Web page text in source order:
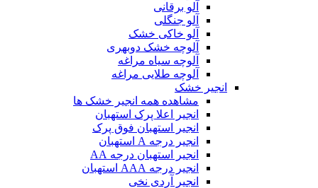
آلو برقانی
آلو جنگلی
آلو خاکی خشک
آلوچه خشک دوبهری
آلوچه سیاه مراغه
آلوچه طلایی مراغه
انجیر خشک
مشاهده همه انجیر خشک ها
انجیر اعلا پرک استهبان
انجیر استهبان فوق پرک
انجیر درجه A استهبان
انجیر استهبان درجه AA
انجیر درجه AAA استهبان
انجیر آردی نخی